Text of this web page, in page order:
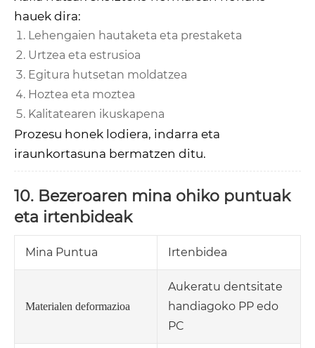
hauek dira:
Lehengaien hautaketa eta prestaketa
Urtzea eta estrusioa
Egitura hutsetan moldatzea
Hoztea eta moztea
Kalitatearen ikuskapena
Prozesu honek lodiera, indarra eta
iraunkortasuna bermatzen ditu.
10. Bezeroaren mina ohiko puntuak
eta irtenbideak
Mina Puntua Irtenbidea
Materialen deformazioa
Aukeratu dentsitate
handiagoko PP edo
PC